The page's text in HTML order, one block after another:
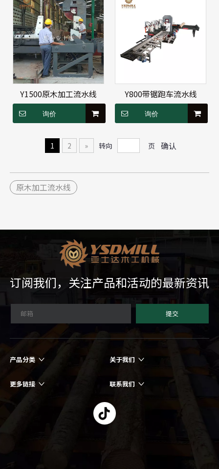
Y1500原木加工流水线
询价
Y800带锯跑车流水线
询价
1 2 » 转向 页 确认
原木加工流水线
订阅我们，关注产品和活动的最新资讯
提交
产品分类 关于我们
更多链接 联系我们